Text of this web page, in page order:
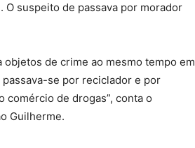
O suspeito de passava por morador
de crime ao mesmo tempo em
passava-se por reciclador e por
comércio de drogas”, conta o
Guilherme.